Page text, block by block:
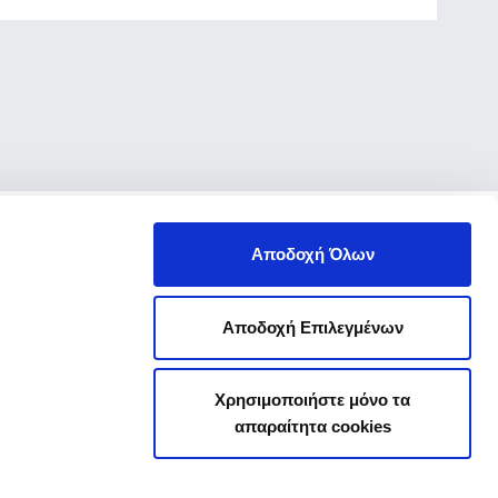
Αποδοχή Όλων
Αποδοχή Επιλεγμένων
Χρησιμοποιήστε μόνο τα
απαραίτητα cookies